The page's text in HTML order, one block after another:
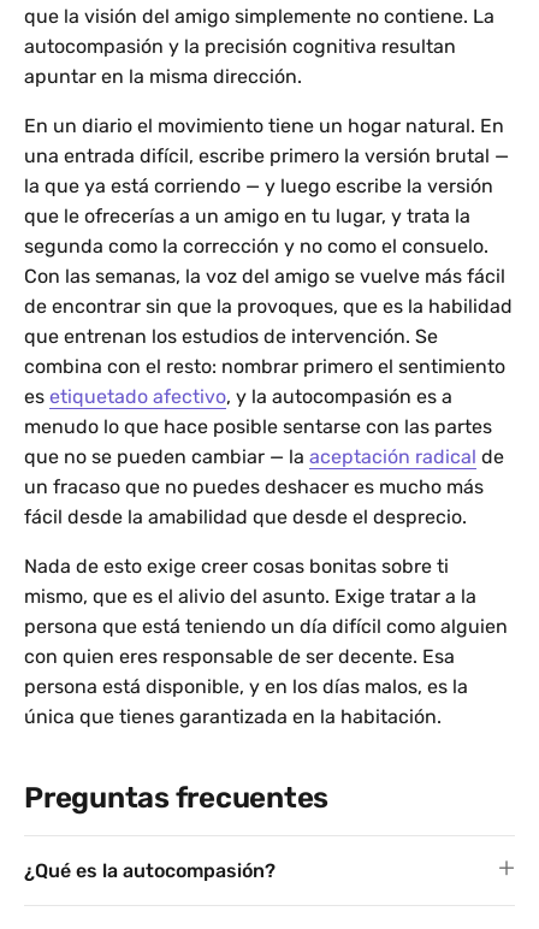
que la visión del amigo simplemente no contiene. La
autocompasión y la precisión cognitiva resultan
apuntar en la misma dirección.
En un diario el movimiento tiene un hogar natural. En
una entrada difícil, escribe primero la versión brutal —
la que ya está corriendo — y luego escribe la versión
que le ofrecerías a un amigo en tu lugar, y trata la
segunda como la corrección y no como el consuelo.
Con las semanas, la voz del amigo se vuelve más fácil
de encontrar sin que la provoques, que es la habilidad
que entrenan los estudios de intervención. Se
combina con el resto: nombrar primero el sentimiento
es etiquetado afectivo, y la autocompasión es a
menudo lo que hace posible sentarse con las partes
que no se pueden cambiar — la aceptación radical de
un fracaso que no puedes deshacer es mucho más
fácil desde la amabilidad que desde el desprecio.
Nada de esto exige creer cosas bonitas sobre ti
mismo, que es el alivio del asunto. Exige tratar a la
persona que está teniendo un día difícil como alguien
con quien eres responsable de ser decente. Esa
persona está disponible, y en los días malos, es la
única que tienes garantizada en la habitación.
Preguntas frecuentes
¿Qué es la autocompasión?